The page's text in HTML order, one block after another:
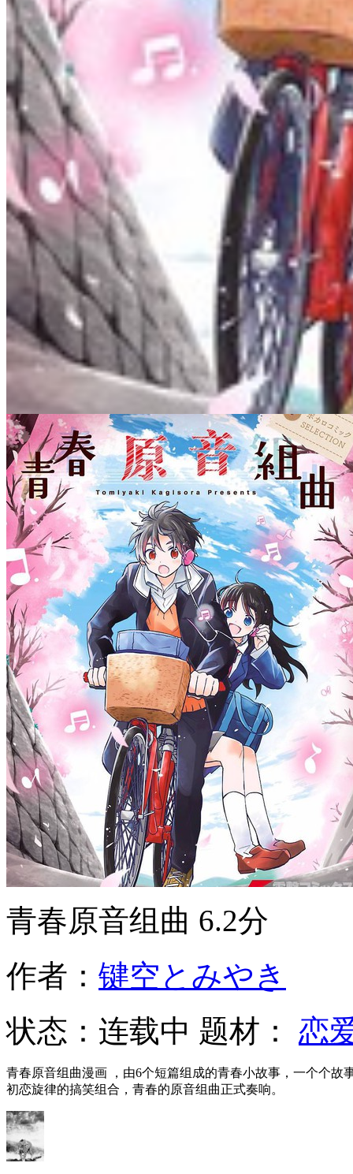
青春原音组曲 6.2分
作者： 键空とみやき
状态： 连载中 题材： 恋
青春原音组曲漫画 ，由6个短篇组成的青春小故事，一个个
初恋旋律的搞笑组合，青春的原音组曲正式奏响。